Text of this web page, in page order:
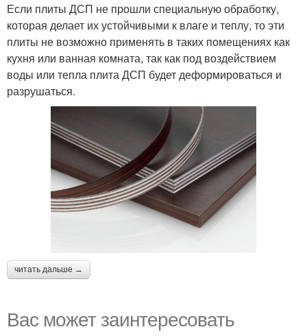
Если плиты ДСП не прошли специальную обработку,
которая делает их устойчивыми к влаге и теплу, то эти
плиты не возможно применять в таких помещениях как
кухня или ванная комната, так как под воздействием
воды или тепла плита ДСП будет деформироваться и
разрушаться.
читать дальше →
Вас может заинтересовать